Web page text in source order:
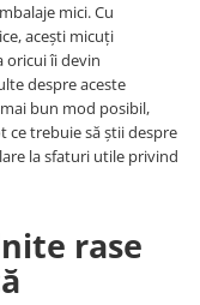
mici. Cu
acești micuți
oricui îi devin
despre aceste
bun mod posibil,
ce trebuie să știi despre
la sfaturi utile privind
rase